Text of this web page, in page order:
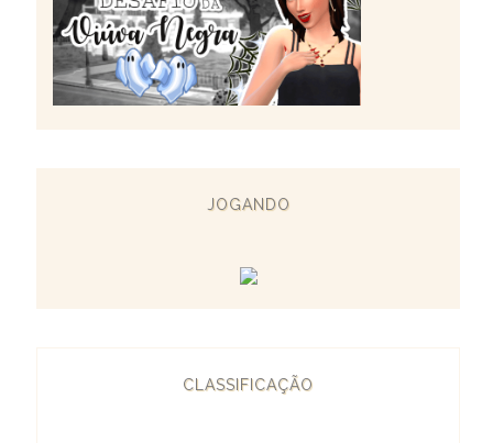
JOGANDO
CLASSIFICAÇÃO